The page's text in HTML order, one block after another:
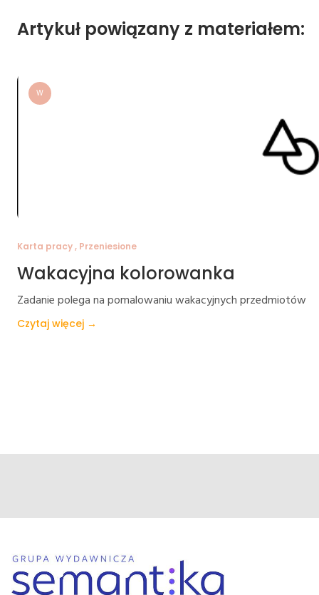
Artykuł powiązany z materiałem:
W
Karta pracy , Przeniesione
Wakacyjna kolorowanka
Zadanie polega na pomalowaniu wakacyjnych przedmiotów
Czytaj więcej →